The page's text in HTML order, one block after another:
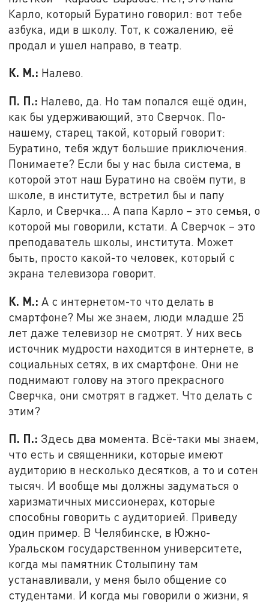
Карло, который Буратино говорил: вот тебе
азбука, иди в школу. Тот, к сожалению, её
продал и ушел направо, в театр.
К. М.: Налево.
П. П.: Налево, да. Но там попался ещё один,
как бы удерживающий, это Сверчок. По-
нашему, старец такой, который говорит:
Буратино, тебя ждут большие приключения.
Понимаете? Если бы у нас была система, в
которой этот наш Буратино на своём пути, в
школе, в институте, встретил бы и папу
Карло, и Сверчка... А папа Карло – это семья, о
которой мы говорили, кстати. А Сверчок – это
преподаватель школы, института. Может
быть, просто какой-то человек, который с
экрана телевизора говорит.
К. М.: А с интернетом-то что делать в
смартфоне? Мы же знаем, люди младше 25
лет даже телевизор не смотрят. У них весь
источник мудрости находится в интернете, в
социальных сетях, в их смартфоне. Они не
поднимают голову на этого прекрасного
Сверчка, они смотрят в гаджет. Что делать с
этим?
П. П.: Здесь два момента. Всё-таки мы знаем,
что есть и священники, которые имеют
аудиторию в несколько десятков, а то и сотен
тысяч. И вообще мы должны задуматься о
харизматичных миссионерах, которые
способны говорить с аудиторией. Приведу
один пример. В Челябинске, в Южно-
Уральском государственном университете,
когда мы памятник Столыпину там
устанавливали, у меня было общение со
студентами. И когда мы говорили о жизни, я